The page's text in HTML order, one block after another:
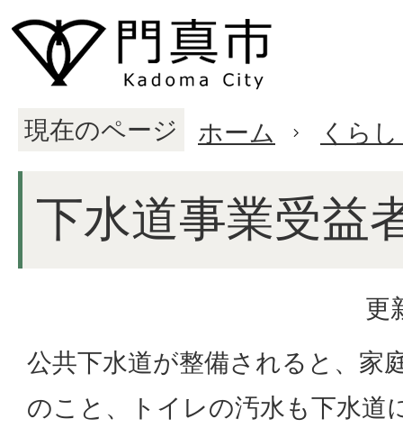
現在のページ ホーム くら
下水道事業受益
更
公共下水道が整備されると、家
のこと、トイレの汚水も下水道